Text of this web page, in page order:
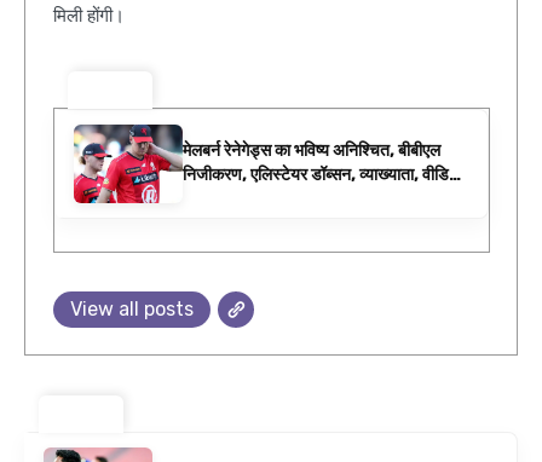
मिली होंगी।
मेलबर्न रेनेगेड्स का भविष्य अनिश्चित, बीबीएल
निजीकरण, एलिस्टेयर डॉब्सन, व्याख्याता, वीडियो,
View all posts